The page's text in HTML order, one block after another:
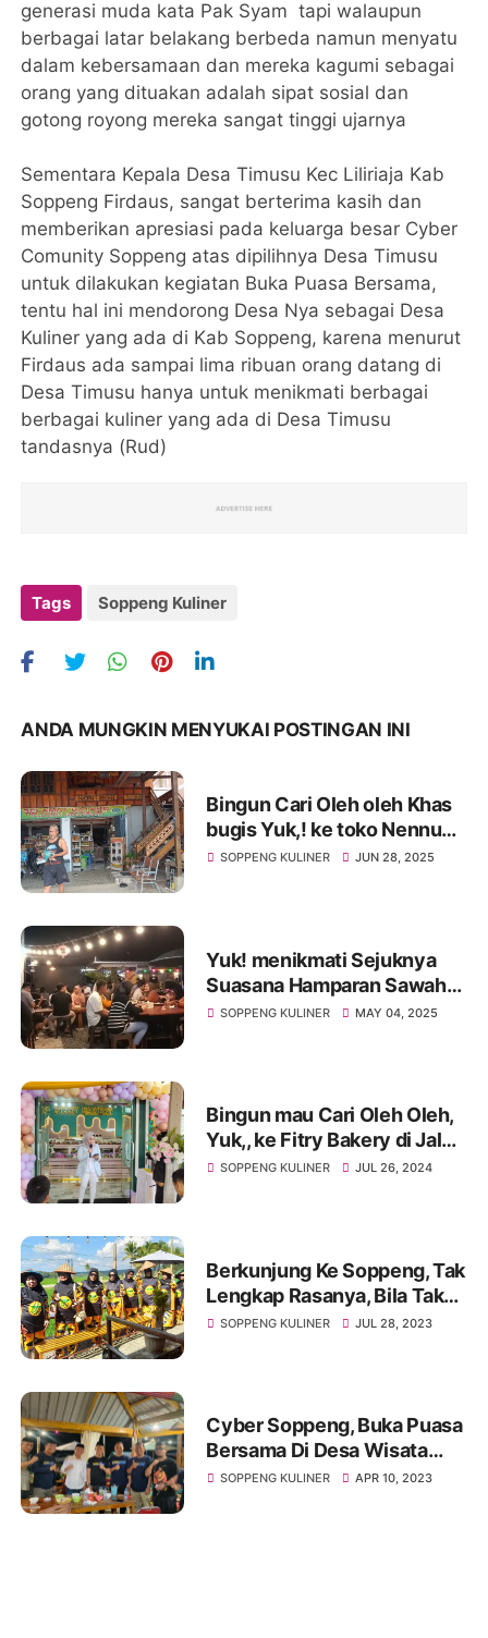
generasi muda kata Pak Syam tapi walaupun
berbagai latar belakang berbeda namun menyatu
dalam kebersamaan dan mereka kagumi sebagai
orang yang dituakan adalah sipat sosial dan
gotong royong mereka sangat tinggi ujarnya
Sementara Kepala Desa Timusu Kec Liliriaja Kab
Soppeng Firdaus, sangat berterima kasih dan
memberikan apresiasi pada keluarga besar Cyber
Comunity Soppeng atas dipilihnya Desa Timusu
untuk dilakukan kegiatan Buka Puasa Bersama,
tentu hal ini mendorong Desa Nya sebagai Desa
Kuliner yang ada di Kab Soppeng, karena menurut
Firdaus ada sampai lima ribuan orang datang di
Desa Timusu hanya untuk menikmati berbagai
berbagai kuliner yang ada di Desa Timusu
tandasnya (Rud)
Tags Soppeng Kuliner
ANDA MUNGKIN MENYUKAI POSTINGAN INI
Bingun Cari Oleh oleh Khas
bugis Yuk,! ke toko Nennu
Nennu Fatimah Welonge
SOPPENG KULINER JUN 28, 2025
Yuk! menikmati Sejuknya
Suasana Hamparan Sawah
yang Membentang Luas,di
SOPPENG KULINER MAY 04, 2025
Bingun mau Cari Oleh Oleh,
Yuk,, ke Fitry Bakery di Jalan
Malaka Raya Soppeng
SOPPENG KULINER JUL 26, 2024
Berkunjung Ke Soppeng, Tak
Lengkap Rasanya, Bila Tak
Mampir Di Bebek Sawah
SOPPENG KULINER JUL 28, 2023
Cyber Soppeng, Buka Puasa
Bersama Di Desa Wisata
Kuliner Timusu
SOPPENG KULINER APR 10, 2023